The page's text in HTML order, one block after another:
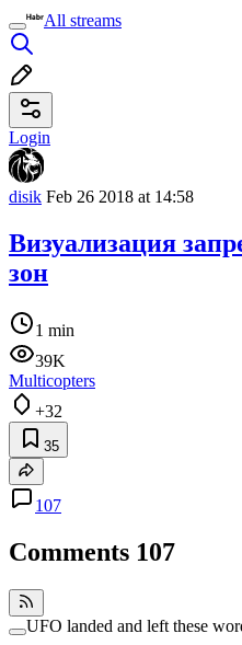
All streams
Login
disik Feb 26 2018 at 14:58
Визуализация
зон
1 min
39K
Multicopters
+32
35
107
Comments 107
UFO landed and left these